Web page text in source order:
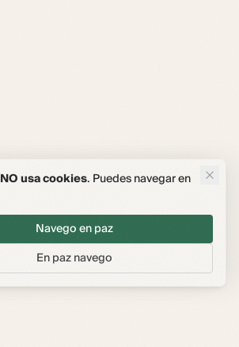
NO usa cookies. Puedes navegar en
Navego en paz
En paz navego